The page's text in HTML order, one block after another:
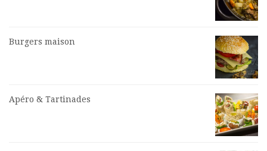
Burgers maison
Apéro & Tartinades